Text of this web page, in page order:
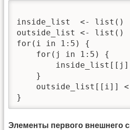
inside_list  <- list()
outside_list <- list()
for(i in 1:5) {
    for(j in 1:5) {
    }
outside_list[[i]]
}
Элементы первого внешнего